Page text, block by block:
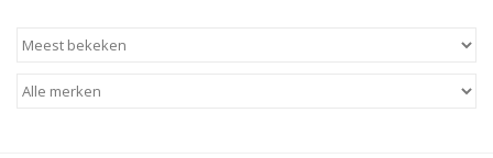
MiniONE Button